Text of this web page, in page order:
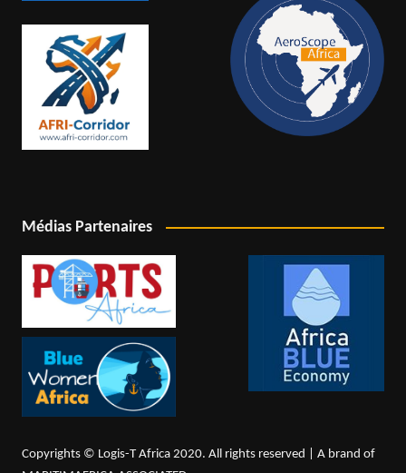
Médias Partenaires
Copyrights © Logis-T Africa 2020. All rights reserved | A brand of